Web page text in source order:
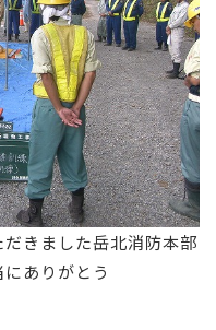
きました岳北消防本部
ありがとう